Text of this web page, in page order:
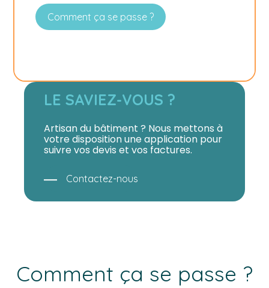
Comment ça se passe ?
LE SAVIEZ-VOUS ?
Artisan du bâtiment ? Nous mettons à
votre disposition une application pour
suivre vos devis et vos factures.
Contactez-nous
Comment ça se passe ?